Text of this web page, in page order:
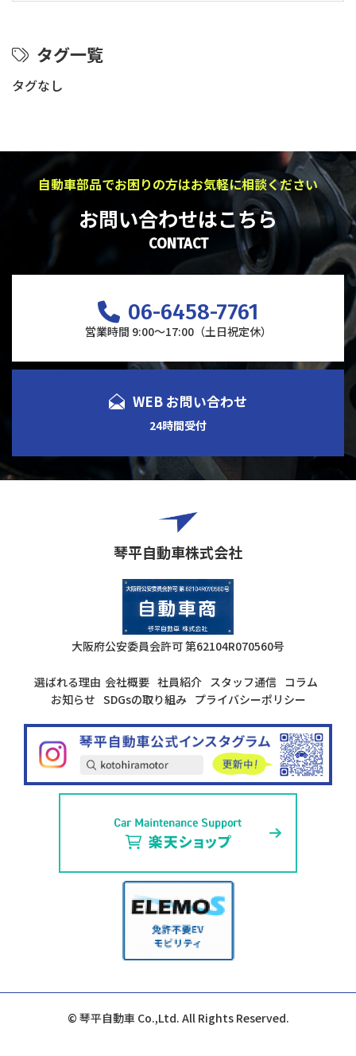
タグ一覧
タグなし
自動車部品でお困りの方はお気軽に相談ください
お問い合わせはこちら
CONTACT
06-6458-7761
営業時間 9:00～17:00（土日祝定休）
WEB お問い合わせ
24時間受付
琴平自動車株式会社
大阪府公安委員会許可第62104R070560号
選ばれる理由 会社概要 社員紹介 スタッフ通信 コラム
お知らせ SDGsの取り組み プライバシーポリシー
© 琴平自動車 Co.,Ltd. All Rights Reserved.